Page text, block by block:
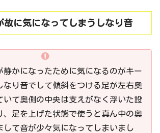
故に気になってしまうしなり音
静かになったために気になるのがキー
なり音でして傾斜をつける足が左右奥
いて奥側の中央は支えがなく浮いた設
、足を上げた状態で使うと真ん中の奥
して音が少々気になってしまいまし